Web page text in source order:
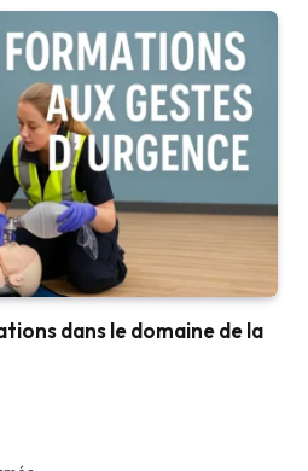
dans le domaine de la